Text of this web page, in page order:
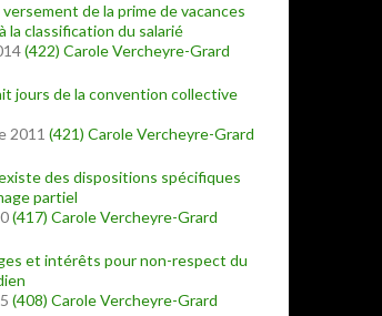
versement de la prime de vacances
la classification du salarié
(422) Carole Vercheyre-Grard
jours de la convention collective
2011 (421) Carole Vercheyre-Grard
des dispositions spécifiques
partiel
(417) Carole Vercheyre-Grard
et intérêts pour non-respect du
(408) Carole Vercheyre-Grard